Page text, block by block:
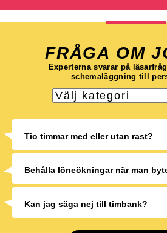
FRÅGA OM
Experterna svarar på
schemaläggning till
Tio timmar med eller utan rast?
Behålla löneökningar när man
Kan jag säga nej till timbank?